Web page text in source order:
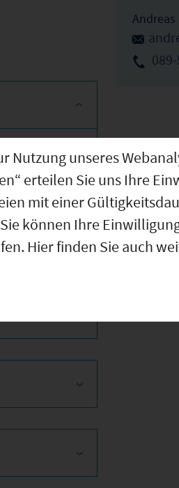
Nutzung unseres
erteilen Sie uns Ihre
mit einer
können Ihre
Hier finden Sie auch